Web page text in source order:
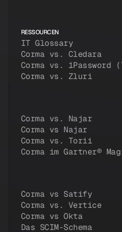
RESSOURCEN
IT Glossary
Corma vs. Cledara
Corma vs. 1Password
Corma vs. Zluri
Corma vs. Najar
Corma vs Najar
Corma vs. Torii
Corma im Gartner®
Corma vs Satify
Corma vs. Vertice
Corma vs Okta
Das SCIM-Schema